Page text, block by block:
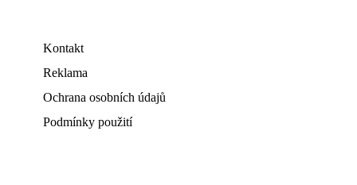
Kontakt
Reklama
Ochrana osobních údajů
Podmínky použití